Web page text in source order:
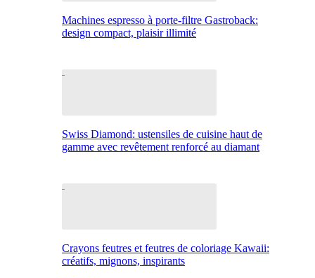
Machines espresso à porte-filtre Gastroback:
design compact, plaisir illimité
Swiss Diamond: ustensiles de cuisine haut de
gamme avec revêtement renforcé au diamant
Crayons feutres et feutres de coloriage Kawaii:
créatifs, mignons, inspirants